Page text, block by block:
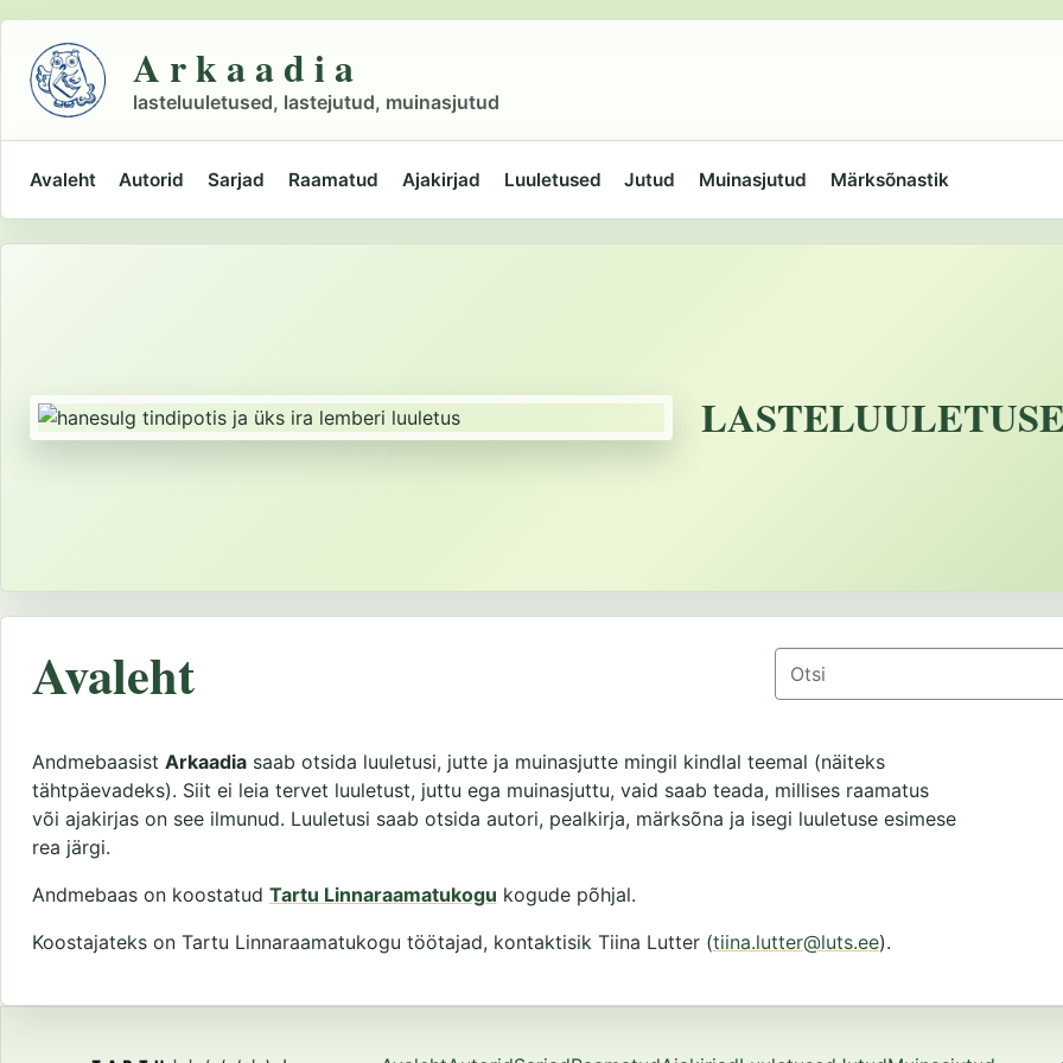
Liigu
põhisisu
juurde
A r k a a d i a
lasteluuletused, lastejutud, muinasjutud
Peamine
navigatsioon
Avaleht Autorid Sarjad Raamatud Ajakirjad Luuletused Jutud Muinasjutud Märksõnastik
Avaleht Otsing
Andmebaasist Arkaadiasaab otsida luuletusi, jutte ja muinasjutte mingil kindlal teemal (näiteks
tähtpäevadeks). Siit ei leia tervet luuletust, juttu ega muinasjuttu, vaid saab teada, millises raamatus
või ajakirjas on see ilmunud. Luuletusi saab otsida autori, pealkirja, märksõna ja isegi luuletuse esimese
rea järgi.
Andmebaas on koostatud Tartu Linnaraamatukogu kogude põhjal.
Koostajateks on Tartu Linnaraamatukogu töötajad, kontaktisik Tiina Lutter (tiina.lutter@luts.ee).